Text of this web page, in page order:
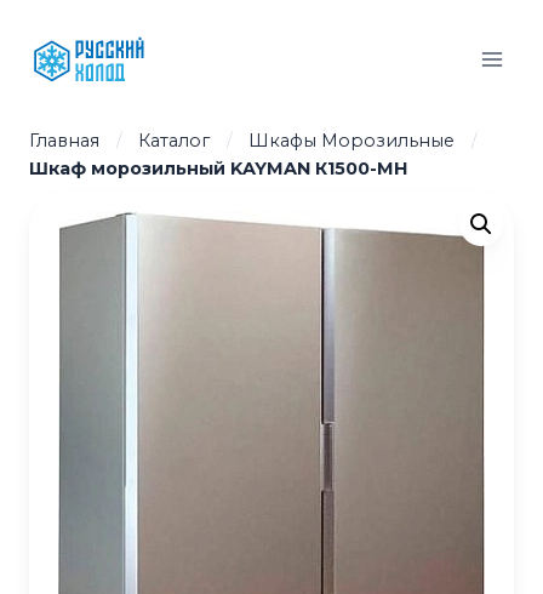
содержимому
Главная / Каталог / Шкафы Морозильные
/
Шкаф морозильный KAYMAN К1500-МН